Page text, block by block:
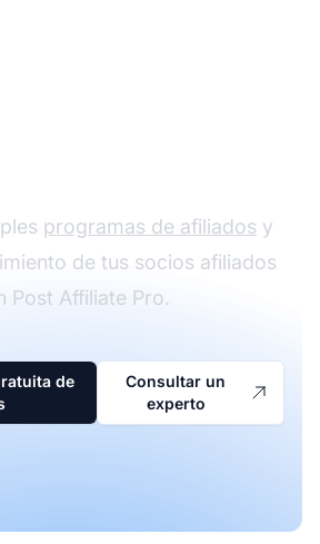
programas de afiliados y
de tus socios afiliados
Post Affiliate Pro.
de
Consultar un
experto